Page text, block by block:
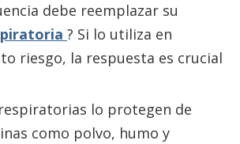
debe reemplazar su
? Si lo utiliza en
riesgo, la respuesta es crucial
lo protegen de
como polvo, humo y